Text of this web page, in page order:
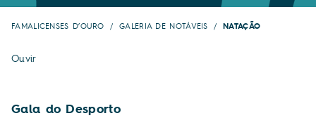
FAMALICENSES D’OURO GALERIA DE NOTÁVEIS NATAÇÃO
Ouvir
Gala do Desporto